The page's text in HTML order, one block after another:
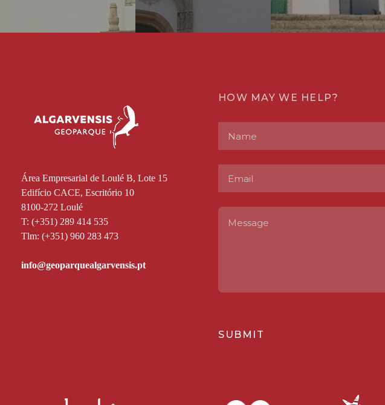
Área Empresarial de Loulé B, Lote 15
Edifício CACE, Escritório 10
8100-272 Loulé
T: (+351) 289 414 535
Tlm: (+351) 960 283 473
HOW MAY WE HELP?
SUBMIT